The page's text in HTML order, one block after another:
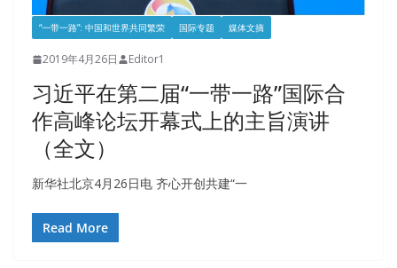
“一带一路”: 中国和世界共同繁荣 国际专题 媒体文摘
2019年4月26日 Editor1
习近平在第二届“一带一路”国际合
作高峰论坛开幕式上的主旨演讲
（全文）
新华社北京4月26日电 齐心开创共建“一
Read More